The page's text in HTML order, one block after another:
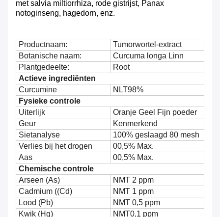
met salvia miltiorrhiza, rode gistrijst, Panax
notoginseng, hagedorn, enz.
Productnaam:
Tumorwortel-extract
Botanische naam:
Curcuma longa Linn
Plantgedeelte:
Root
Actieve ingrediënten
Curcumine
NLT98%
Fysieke controle
Uiterlijk
Oranje Geel Fijn poeder
Geur
Kenmerkend
Sietanalyse
100% geslaagd 80 mesh
Verlies bij het drogen
00,5% Max.
Aas
00,5% Max.
Chemische controle
Arseen (As)
NMT 2 ppm
Cadmium ((Cd)
NMT 1 ppm
Lood (Pb)
NMT 0,5 ppm
Kwik (Hg)
NMT0,1 ppm